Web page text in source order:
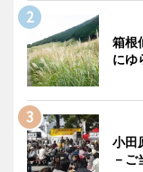
箱根
にゆ
小田
－